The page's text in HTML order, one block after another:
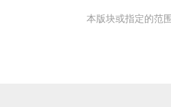
本版块或指定的范